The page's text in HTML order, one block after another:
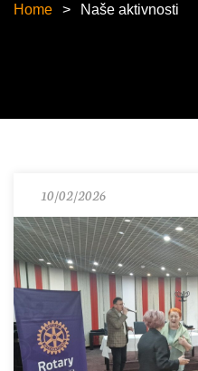
Home Naše aktivnosti
10/02/2026